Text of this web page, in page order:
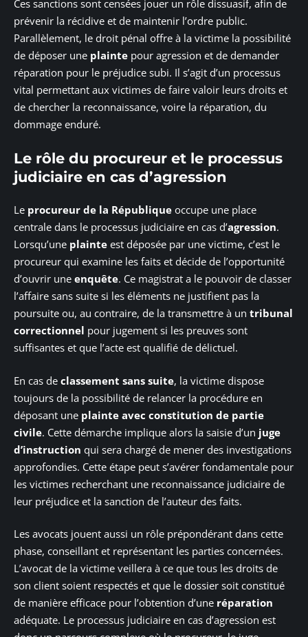
Ces sanctions sont censées jouer un rôle dissuasif, afin de
prévenir la récidive et de maintenir l’ordre public.
Parallèlement, le droit pénal offre à la victime la possibilité
de déposer une plainte pour agression et de demander
réparation pour le préjudice subi. Il s’agit d’un processus
vital permettant aux victimes de faire valoir leurs droits et
de chercher la reconnaissance, voire la réparation, du
dommage enduré.
Le rôle du procureur et le processus
judiciaire en cas d’agression
Le procureur de la République occupe une place
centrale dans le processus judiciaire en cas d’agression.
Lorsqu’une plainte est déposée par une victime, c’est le
procureur qui examine les faits et décide de l’opportunité
d’ouvrir une enquête. Ce magistrat a le pouvoir de classer
l’affaire sans suite si les éléments ne justifient pas la
poursuite ou, au contraire, de la transmettre à un tribunal
correctionnel pour jugement si les preuves sont
suffisantes et que l’acte est qualifié de délictuel.
En cas de classement sans suite, la victime dispose
toujours de la possibilité de relancer la procédure en
déposant une plainte avec constitution de partie
civile. Cette démarche implique alors la saisie d’un juge
d’instruction qui sera chargé de mener des investigations
approfondies. Cette étape peut s’avérer fondamentale pour
les victimes recherchant une reconnaissance judiciaire de
leur préjudice et la sanction de l’auteur des faits.
Les avocats jouent aussi un rôle prépondérant dans cette
phase, conseillant et représentant les parties concernées.
L’avocat de la victime veillera à ce que tous les droits de
son client soient respectés et que le dossier soit constitué
de manière efficace pour l’obtention d’une réparation
adéquate. Le processus judiciaire en cas d’agression est